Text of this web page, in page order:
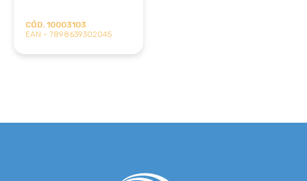
CÓD. 10003103
EAN - 7898639302045